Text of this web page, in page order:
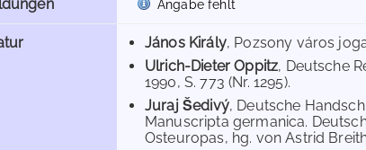
Angabe fehlt
János Király, Pozsony város
Ulrich-Dieter Oppitz, Deutsche
1990, S. 773 (Nr. 1295).
Juraj Šedivý, Deutsche
Manuscripta germanica.
Osteuropas, hg. von Astrid Breith